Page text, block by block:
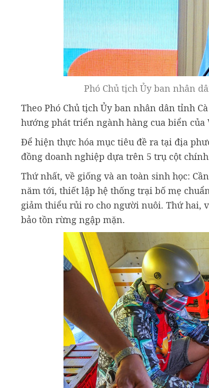
Phó Chủ tịch Ủy ban nhân
Theo Phó Chủ tịch Ủy ban nhân dân tỉnh
hướng phát triển ngành hàng cua biển
Để hiện thực hóa mục tiêu đề ra tại địa
đồng doanh nghiệp dựa trên 5 trụ cột
Thứ nhất, về giống và an toàn sinh học:
năm tới, thiết lập hệ thống trại bố mẹ
giảm thiểu rủi ro cho người nuôi. Thứ hai,
bảo tồn rừng ngập mặn.